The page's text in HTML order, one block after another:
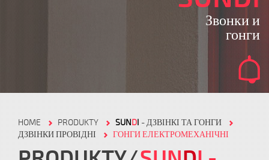
Звонки и
гонги
HOME PRODUKTY SUNDI - ДЗВІНКІ ТА ГОНГИ
ДЗВІНКИ ПРОВІДНІ
ГОНГИ ЕЛЕКТРОМЕХАНІЧНІ